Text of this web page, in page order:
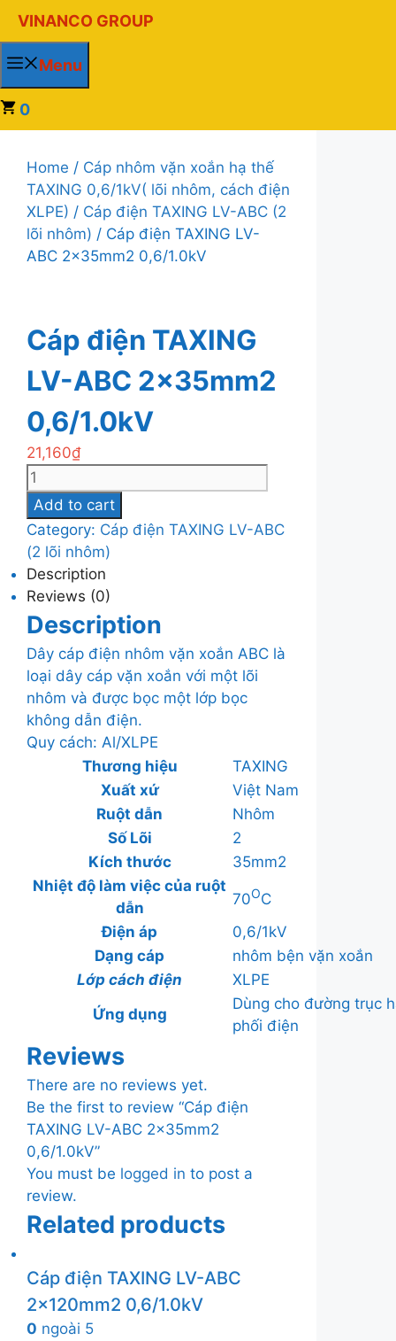
đến
nội
VINANCO GROUP
Menu
0
Home / Cáp nhôm vặn xoắn hạ thế
TAXING 0,6/1kV( lõi nhôm, cách điện
XLPE) / Cáp điện TAXING LV-ABC (2
lõi nhôm) / Cáp điện TAXING LV-
ABC 2x35mm2 0,6/1.0kV
Cáp điện TAXING
LV-ABC 2x35mm2
0,6/1.0kV
21,160₫
Cáp
điện
TAXING
LV-
ABC
2x35mm2
0,6/1.0kV
quantity
Add to cart
Category: Cáp điện TAXING LV-ABC
(2 lõi nhôm)
Description
Reviews (0)
Description
Dây cáp điện nhôm vặn xoắn ABC là
loại dây cáp vặn xoắn với một lõi
nhôm và được bọc một lớp bọc
không dẫn điện.
Quy cách: Al/XLPE
Thương hiệu
TAXING
Xuất xứ
Việt Nam
Ruột dẫn
Nhôm
Số Lõi
2
Kích thước
35mm2
Nhiệt độ làm việc của ruột
dẫn
70OC
Điện áp
0,6/1kV
Dạng cáp
nhôm bện vặn xoắn
Lớp cách điện
XLPE
Ứng dụng
Dùng cho đường trục
phối điện
Reviews
There are no reviews yet.
Be the first to review “Cáp điện
TAXING LV-ABC 2x35mm2
0,6/1.0kV”
You must be logged in to post a
review.
Related products
Cáp điện TAXING LV-ABC
2x120mm2 0,6/1.0kV
0 ngoài 5